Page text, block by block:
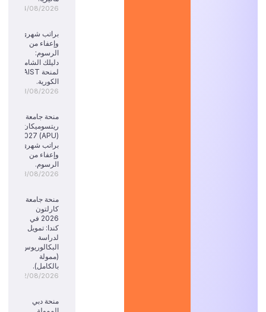
04/08/2026
براتب شهري
وإعفاء من
الرسوم:
دليلك الشامل
لمنحة KAIST
الكورية.
03/08/2026
منحة جامعة
ريتسوميكان
براتب شهري
وإعفاء من
الرسوم.
03/08/2026
منحة جامعة
كارلتون
2026 في
كندا: تمويل
لدراسة
البكالوريوس
(ممولة
بالكامل).
02/08/2026
منحة دبي